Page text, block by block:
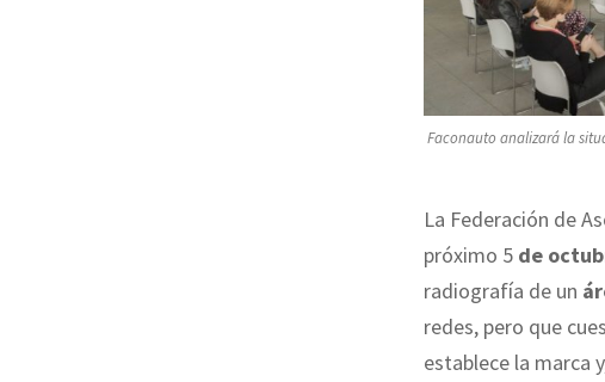
Faconauto analizará la
La Federación de
próximo 5 de
radiografía de un
redes, pero que
establece la marca